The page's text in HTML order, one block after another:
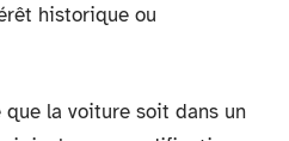
historique ou
que la voiture soit dans un